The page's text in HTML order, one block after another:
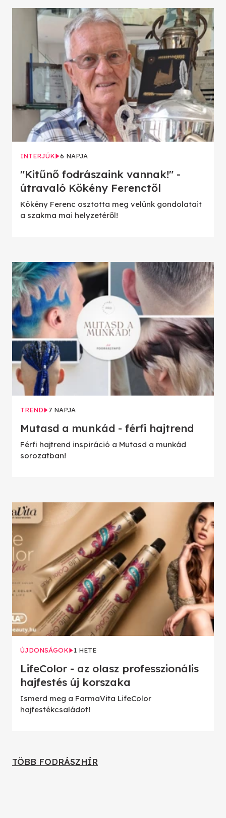
INTERJÚK 6 NAPJA
"Kitűnő fodrászaink vannak!" -
útravaló Kökény Ferenctől
Kökény Ferenc osztotta meg velünk gondolatait
a szakma mai helyzetéről!
TREND 7 NAPJA
Mutasd a munkád - férfi hajtrend
Férfi hajtrend inspiráció a Mutasd a munkád
sorozatban!
ÚJDONSÁGOK 1 HETE
LifeColor - az olasz professzionális
hajfestés új korszaka
Ismerd meg a FarmaVita LifeColor
hajfestékcsaládot!
TÖBB FODRÁSZHÍR